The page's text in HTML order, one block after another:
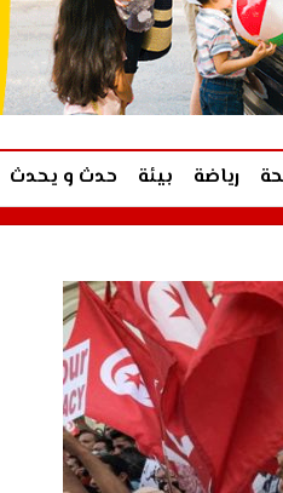
رياضة بيئة حدث و يحدث